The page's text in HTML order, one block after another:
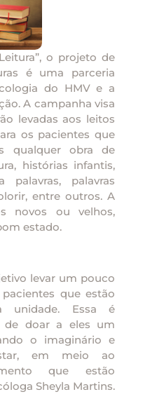
o projeto de
é uma parceria
do HMV e a
A campanha visa
levadas aos leitos
os pacientes que
qualquer obra de
histórias infantis,
palavras, palavras
entre outros. A
novos ou velhos,
estado.
levar um pouco
que estão
unidade. Essa é
de doar a eles um
o imaginário e
em meio ao
que estão
Sheyla Martins.